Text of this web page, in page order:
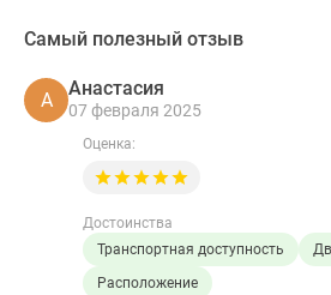
Самый полезный отзыв
А
Анастасия
07 февраля 2025
Оценка:
Достоинства
Транспортная доступность
Расположение